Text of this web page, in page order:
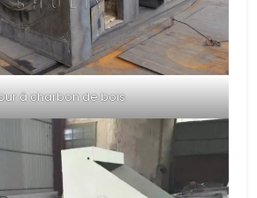
à charbon de bois